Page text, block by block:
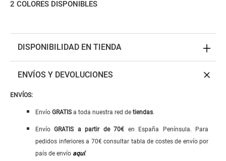
2 COLORES DISPONIBLES
DISPONIBILIDAD EN TIENDA
ENVÍOS Y DEVOLUCIONES
ENVÍOS:
Envío GRATISa toda nuestra red de tiendas.
EnvíoGRATISapartir de 70€ en España Península. Para
pedidos inferiores a 70€ consultar tabla de costes de envío por
país de envío aquí.